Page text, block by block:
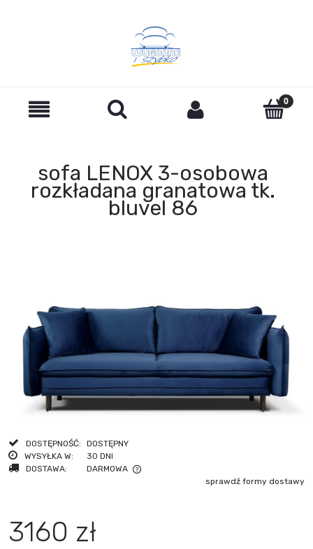
sofa LENOX 3-osobowa
rozkładana granatowa tk.
bluvel 86
DOSTĘPNOŚĆ:
DOSTĘPNY
WYSYŁKA W:
30 DNI
DOSTAWA:
DARMOWA
CENA NIE ZAWIERA EWENTUALNYCH KOSZTÓW PŁATNOŚCI
sprawdź formy dostawy
3160 zł